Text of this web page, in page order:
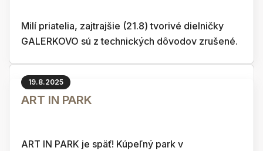
Milí priatelia, zajtrajšie (21.8) tvorivé dielničky
GALERKOVO sú z technických dôvodov zrušené.
19.8.2025
ART IN PARK
ART IN PARK je späť! Kúpeľný park v